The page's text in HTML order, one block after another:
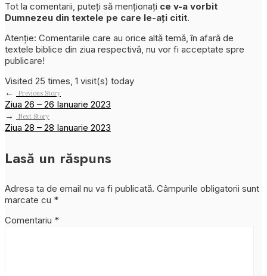
Tot la comentarii, puteți să menționați ce v-a vorbit
Dumnezeu din textele pe care le-ați citit.
Atenție: Comentariile care au orice altă temă, în afară de
textele biblice din ziua respectivă, nu vor fi acceptate spre
publicare!
Visited 25 times, 1 visit(s) today
←
Previous Story
Ziua 26 – 26 Ianuarie 2023
→
Next Story
Ziua 28 – 28 Ianuarie 2023
Lasă un răspuns
Adresa ta de email nu va fi publicată. Câmpurile obligatorii sunt
marcate cu *
Comentariu *